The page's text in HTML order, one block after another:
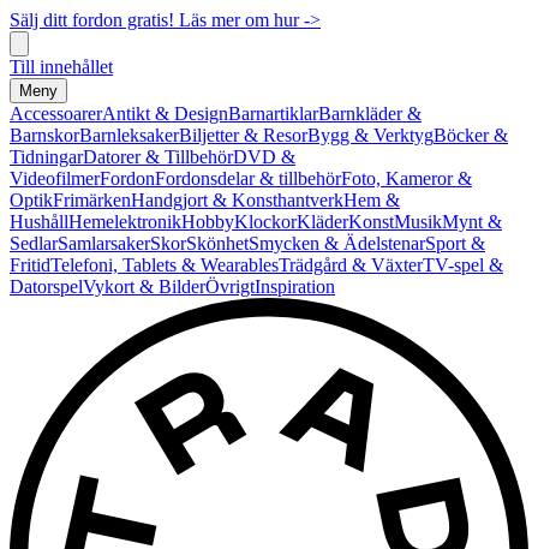
Sälj ditt fordon gratis! Läs mer om hur ->
Till innehållet
Meny
AccessoarerAntikt & DesignBarnartiklarBarnkläder &
BarnskorBarnleksakerBiljetter & ResorBygg & VerktygBöcker &
TidningarDatorer & TillbehörDVD &
VideofilmerFordonFordonsdelar & tillbehörFoto, Kameror &
OptikFrimärkenHandgjort & KonsthantverkHem &
HushållHemelektronikHobbyKlockorKläderKonstMusikMynt &
SedlarSamlarsakerSkorSkönhetSmycken & ÄdelstenarSport &
FritidTelefoni, Tablets & WearablesTrädgård & VäxterTV-spel &
DatorspelVykort & BilderÖvrigtInspiration